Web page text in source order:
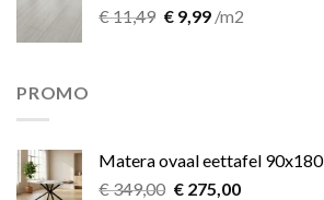
€11,49 Oorspronkelijke
€9,99Huidige
/m2
PROMO
Matera ovaal eettafel 90x180
€349,00 Oorspronkelijke
€275,00Huidige